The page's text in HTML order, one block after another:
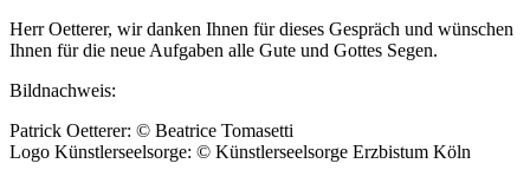
Herr Oetterer, wir danken Ihnen für dieses Gespräch und wünschen
Ihnen für die neue Aufgaben alle Gute und Gottes Segen.
Bildnachweis:
Patrick Oetterer: © Beatrice Tomasetti
Logo Künstlerseelsorge: © Künstlerseelsorge Erzbistum Köln